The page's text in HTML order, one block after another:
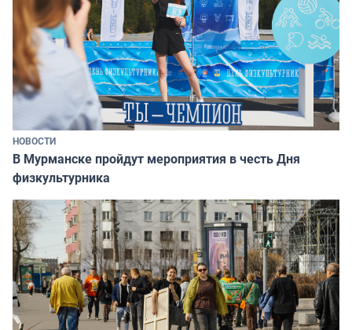
НОВОСТИ
В Мурманске пройдут мероприятия в честь Дня
физкультурника